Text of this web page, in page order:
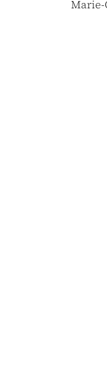
Marie-